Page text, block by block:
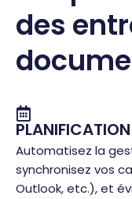
des
PLANIFICATION
Automatisez la
synchronisez vos
Outlook, etc.), et